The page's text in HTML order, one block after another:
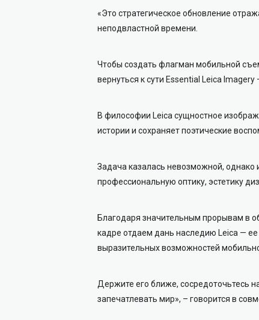
«Это стратегическое обновление
неподвластной времени.
Чтобы создать флагман мобильной
вернуться к сути Essential Leica
В философии Leica сущностное
истории и сохраняет поэтические
Задача казалась невозможной, однако
профессиональную оптику, эстетику
Благодаря значительным прорывам в
кадре отдаем дань наследию Leica —
выразительных возможностей
Держите его ближе, сосредоточьтесь
запечатлевать мир», – говорится в